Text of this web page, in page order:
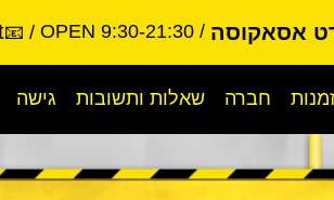
אסאקוסה 📧 OPEN 9:30-21:30
גישה שאלות ותשובות חברה